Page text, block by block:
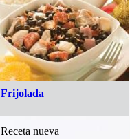
Frijolada
Receta nueva